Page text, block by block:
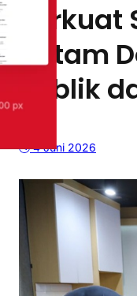
Batam
Publik
4 Juni 2026